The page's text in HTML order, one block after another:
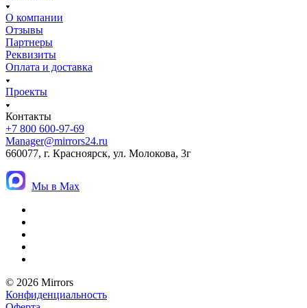
О компании
Отзывы
Партнеры
Реквизиты
Оплата и доставка
Проекты
Контакты
+7 800 600-97-69
Manager@mirrors24.ru
660077, г. Красноярск, ул. Молокова, 3г
Мы в Max
© 2026 Mirrors
Конфиденциальность